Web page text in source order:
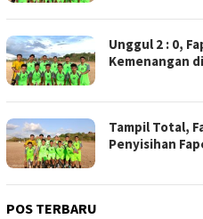
Unggul 2 : 0,
Kemenangan
Tampil Total,
Penyisihan
POS TERBARU